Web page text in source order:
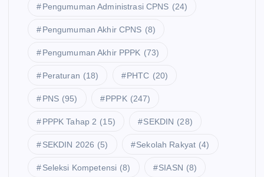
Pengumuman Administrasi CPNS (24)
Pengumuman Akhir CPNS (8)
Pengumuman Akhir PPPK (73)
Peraturan (18) PHTC (20)
PNS (95) PPPK (247)
PPPK Tahap 2 (15) SEKDIN (28)
SEKDIN 2026 (5) Sekolah Rakyat (4)
Seleksi Kompetensi (8) SIASN (8)